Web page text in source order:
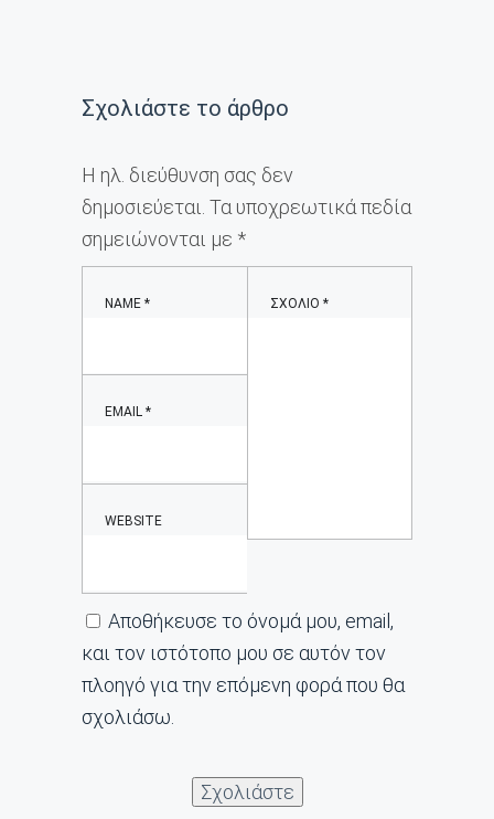
Σχολιάστε το άρθρο
Η ηλ. διεύθυνση σας δεν
δημοσιεύεται. Τα υποχρεωτικά πεδία
σημειώνονται με *
ΣΧΌΛΙΟ *
NAME *
EMAIL *
WEBSITE
Αποθήκευσε το όνομά μου, email,
και τον ιστότοπο μου σε αυτόν τον
πλοηγό για την επόμενη φορά που θα
σχολιάσω.